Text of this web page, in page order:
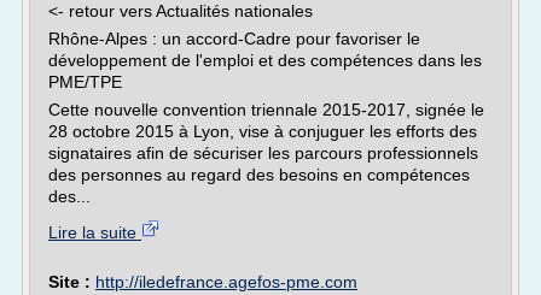
<- retour vers Actualités nationales
Rhône-Alpes : un accord-Cadre pour favoriser le
développement de l'emploi et des compétences dans les
PME/TPE
Cette nouvelle convention triennale 2015-2017, signée le
28 octobre 2015 à Lyon, vise à conjuguer les efforts des
signataires afin de sécuriser les parcours professionnels
des personnes au regard des besoins en compétences
des...
Lire la suite
Site : http://iledefrance.agefos-pme.com